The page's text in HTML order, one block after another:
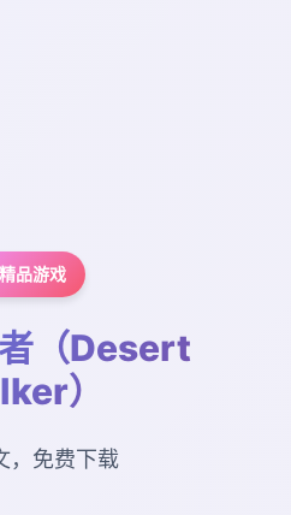
品游戏
（Desert
）
，免费下载